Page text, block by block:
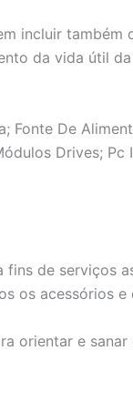
incluir
da vida útil
Fonte De
Drives;
de serviços
os acessórios
orientar e